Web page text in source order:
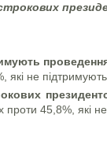
які не підтримують.
проти 45,8%, які